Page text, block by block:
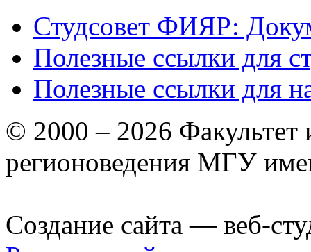
Студсовет ФИЯР:
Полезные ссылки для
Полезные ссылки для
© 2000 – 2026 Факультет
регионоведения МГУ
Создание сайта — веб-